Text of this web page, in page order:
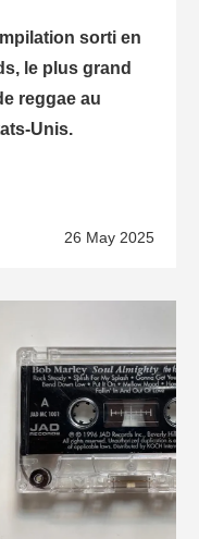
sorti en
le plus grand
reggae au
Unis.
26 May 2025